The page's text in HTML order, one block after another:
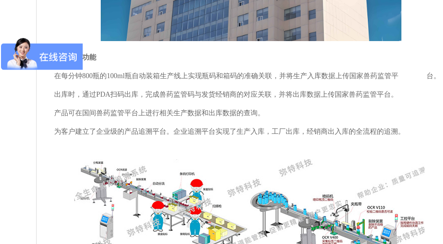
二、项目功能
在每分钟800瓶的100ml瓶自动装箱生产线上实现瓶码和箱码的准确关联，并将生产入库数据上传国家兽药监管平 台。
出库时，通过PDA扫码出库，完成兽药监管码与发货经销商的对应关联，并将出库数据上传国家兽药监管平台。
产品可在国间兽药监管平台上进行相关生产数据和出库数据的查询。
为客户建立了企业级的产品追溯平台。企业追溯平台实现了生产入库，工厂出库，经销商出入库的全流程的追溯。